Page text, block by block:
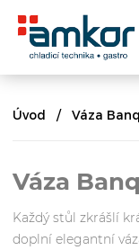
Úvod Váza
Váza
Každý stůl zkrášlí
doplní elegantní